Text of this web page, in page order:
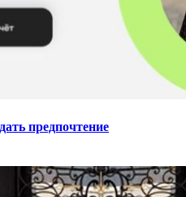
предпочтение